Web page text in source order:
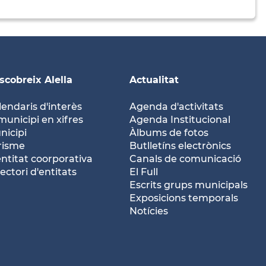
Alella
d'interès
en xifres
coorporativa
d'entitats
Actualitat
Agenda d'activitats
Agenda Institucional
Àlbums de fotos
Butlletíns electrònics
Canals de comunicació
El Full
Escrits grups municipals
Exposicions temporals
Notícies